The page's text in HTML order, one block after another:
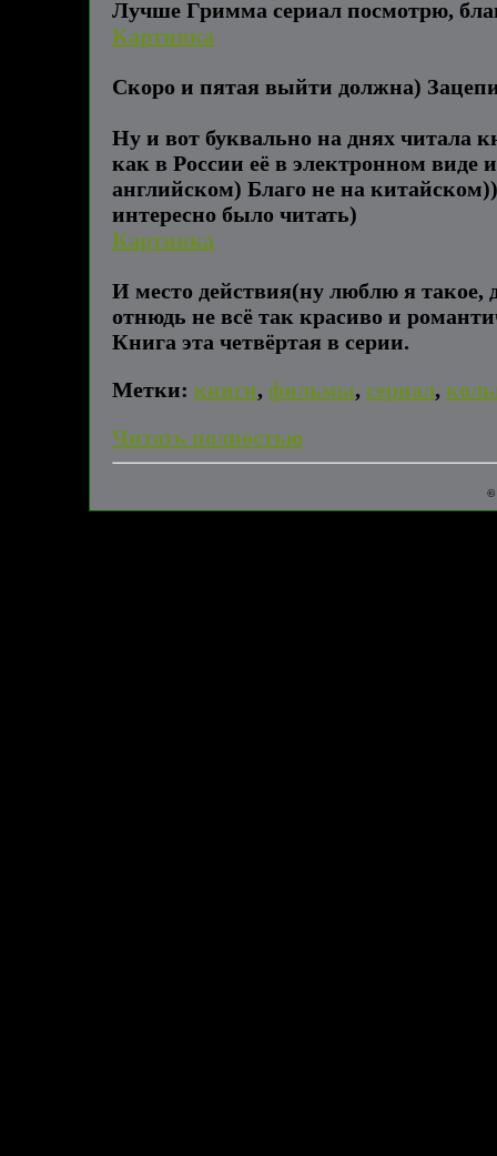
Лучше Гримма сериал посмотрю,
Картинка
Скоро и пятая выйти должна)
Ну и вот буквально на днях читала
как в России её в электронном виде
английском) Благо не на
интересно было читать)
Картинка
И место действия(ну люблю я такое,
отнюдь не всё так красиво и
Книга эта четвёртая в серии.
Метки: книги, фильмы, сериал,
Читать полностью
©